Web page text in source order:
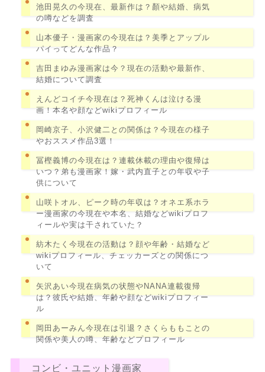
池田晃久の今現在、最新作は？顏や結婚、病気
の噂などを調査
山本優子・漫画家の今現在は？美季とアップル
パイってどんな作品？
吉田まゆみ漫画家は今？現在の活動や最新作、
結婚について調査
えんどコイチ今現在は？死神くんは泣ける漫
画！本名や顔などwikiプロフィール
岡崎京子、小沢健二との関係は？今現在の様子
やおススメ作品3選！
冨樫義博の今現在は？連載休載の理由や復帰は
いつ？弟も漫画家！嫁・武内直子との年収や子
供について
山咲トオル、ピーク時の年収は？オネエ系ホラ
ー漫画家の今現在や本名、結婚などwikiプロフ
ィールや実は干されていた？
紡木たく今現在の活動は？顔や年齢・結婚など
wikiプロフィール、チェッカーズとの関係につ
いて
矢沢あい今現在病気の状態やNANA連載復帰
は？彼氏や結婚、年齢や顔などwikiプロフィー
ル
岡田あーみん今現在は引退？さくらももことの
関係や美人の噂、年齢などプロフィール
コンビ・ユニット漫画家